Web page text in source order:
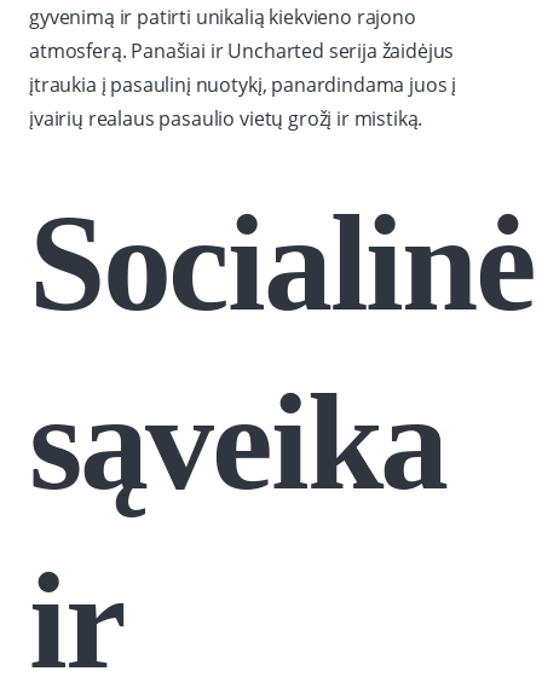
gyvenimą ir patirti unikalią kiekvieno rajono
atmosferą. Panašiai ir Uncharted serija žaidėjus
įtraukia į pasaulinį nuotykį, panardindama juos į
įvairių realaus pasaulio vietų grožį ir mistiką.
Socialinė
sąveika
ir